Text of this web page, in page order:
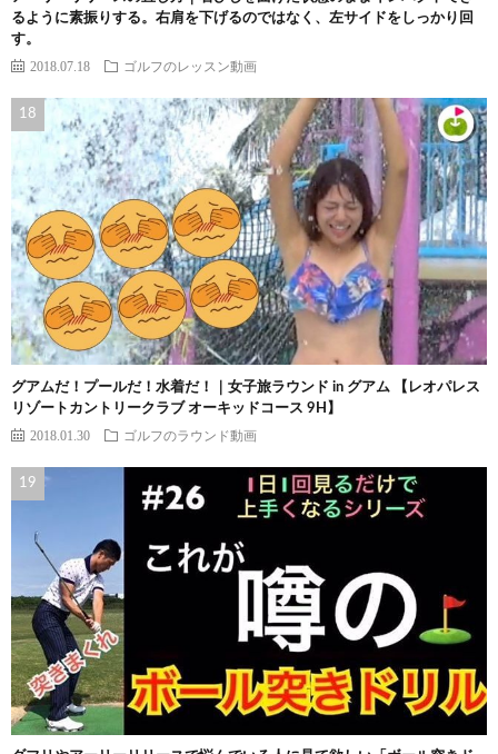
るように素振りする。右肩を下げるのではなく、左サイドをしっかり回
す。
2018.07.18 ゴルフのレッスン動画
グアムだ！プールだ！水着だ！｜女子旅ラウンド in グアム 【レオパレス
リゾートカントリークラブ オーキッドコース 9H】
2018.01.30 ゴルフのラウンド動画